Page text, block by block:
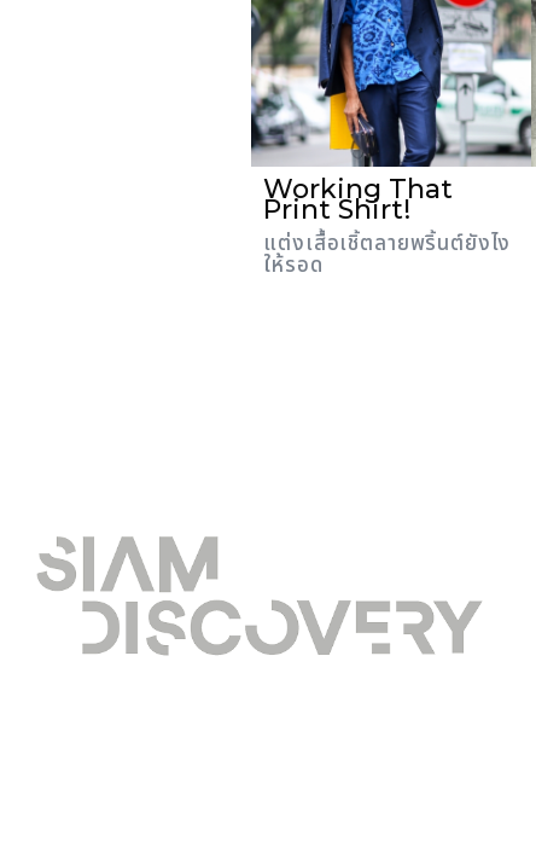
Working That
Print Shirt!
แต่งเสื้อเชิ้ตลายพริ้นต์ยังไง
ให้รอด